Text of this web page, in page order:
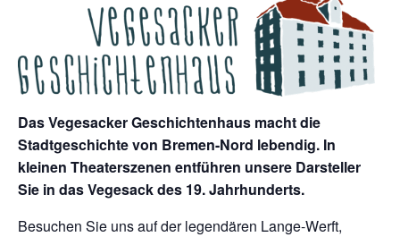
Das Vegesacker Geschichtenhaus macht die
Stadtgeschichte von Bremen-Nord lebendig. In
kleinen Theaterszenen entführen unsere Darsteller
Sie in das Vegesack des 19. Jahrhunderts.
Besuchen Sie uns auf der legendären Lange-Werft,